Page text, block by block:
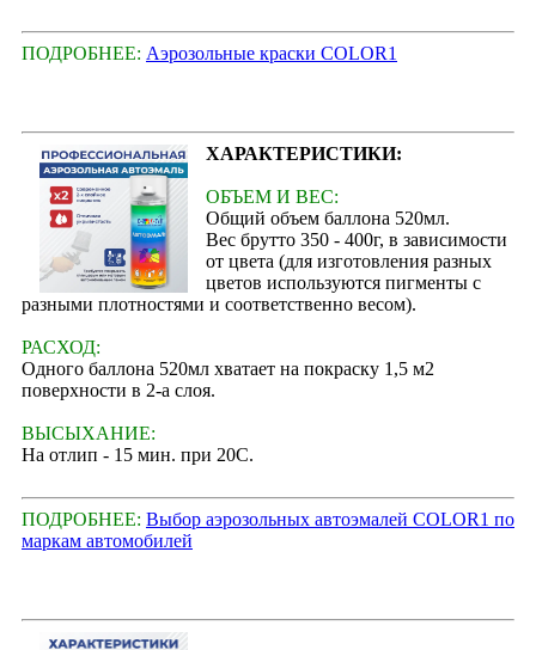
ПОДРОБНЕЕ: Аэрозольные краски COLOR1
ХАРАКТЕРИСТИКИ:
ОБЪЕМ И ВЕС:
Общий объем баллона 520мл.
Вес брутто 350 - 400г, в зависимости
от цвета (для изготовления разных
цветов используются пигменты с
разными плотностями и соответственно весом).
РАСХОД:
Одного баллона 520мл хватает на покраску 1,5 м2
поверхности в 2-а слоя.
ВЫСЫХАНИЕ:
На отлип - 15 мин. при 20С.
ПОДРОБНЕЕ: Выбор аэрозольных автоэмалей COLOR1 по
маркам автомобилей